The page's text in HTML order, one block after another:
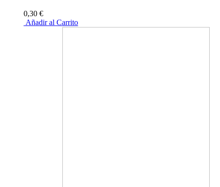
0,30 €
Añadir al Carrito